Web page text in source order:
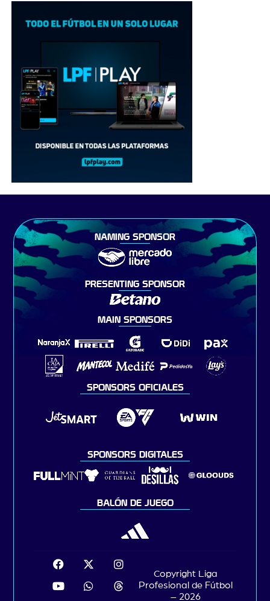
NAMING SPONSOR
PRESENTING SPONSOR
MAIN SPONSORS
SPONSORS OFICIALES
SPONSORS DIGITALES
BALÓN DE JUEGO
Copyright Liga
Profesional de Fútbol
– 2026